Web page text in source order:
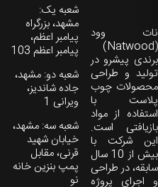
نات‌ وود
(Natwood)
برندی پیشرو در
تولید و طراحی
محصولات چوب
پلاست با
استفاده از مواد
بازیافتی است.
این شرکت با
بیش از 10 سال
سابقه، در طراحی
و اجرای پروژه
شعبه یک:
مشهد، بزرگراه
پیامبر اعظم،
پیامبر اعظم 103
شعبه دو: مشهد،
جاده شاندیز،
ویرانی 1
شعبه سه: مشهد،
خیابان شهید
قرنی، مقابل
پمپ بنزین خانه
نو